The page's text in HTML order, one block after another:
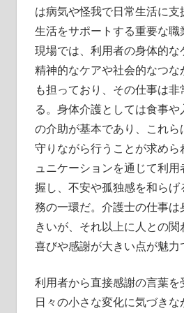
は病気や怪我で日常生活に
生活をサポートする重要な職
現場では、利用者の身体的な
精神的なケアや社会的なつな
も担っており、その仕事は非
る。身体介護としては食事
の介助が基本であり、これら
守りながら行うことが求めら
ュニケーションを通じて利
握し、不安や孤独感を和らげ
務の一環だ。介護士の仕事は
きいが、それ以上に人との
喜びや感謝が大きい点が魅力
利用者から直接感謝の言葉を
日々の小さな変化に気づき